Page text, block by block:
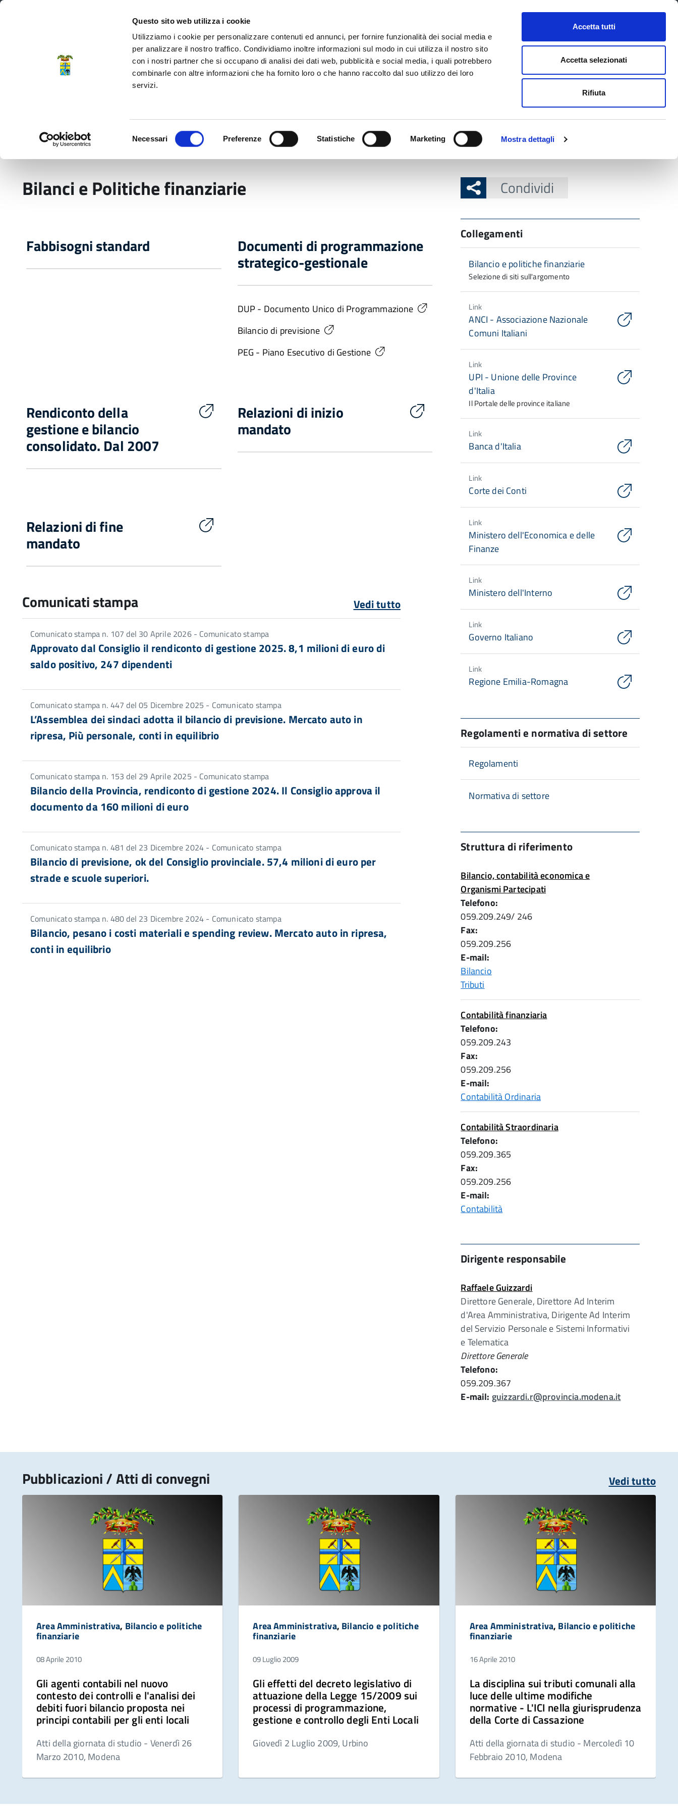
Questo sito web utilizza i cookie
Utilizziamo i cookie per personalizzare contenuti ed annunci, per fornire funzionalità dei social media e
per analizzare il nostro traffico. Condividiamo inoltre informazioni sul modo in cui utilizza il nostro sito
con i nostri partner che si occupano di analisi dei dati web, pubblicità e social media, i quali potrebbero
combinarle con altre informazioni che ha fornito loro o che hanno raccolto dal suo utilizzo dei loro
servizi.
Necessari Preferenze Statistiche Marketing Mostra dettagli
Accetta tutti
Accetta selezionati
Rifiuta
CONTATTI URP SERVIZI ONLINE
Provincia di Modena
Seguici su FacebookTwitterInstagram
LinkedIn
cerca nel sito
Bilanci e Politiche finanziarie
Fabbisogni standard Documenti di programmazione
strategico-gestionale
DUP - Documento Unico di Programmazione
Bilancio di previsione
PEG - Piano Esecutivo di Gestione
Rendiconto della
gestione e bilancio
consolidato. Dal 2007
Relazioni di inizio
mandato
Relazioni di fine
mandato
Comunicati stampa Vedi tutto
Comunicato stampa n. 107 del 30 Aprile 2026 - Comunicato stampa
Approvato dal Consiglio il rendiconto di gestione 2025. 8,1 milioni di euro di
saldo positivo, 247 dipendenti
Comunicato stampa n. 447 del 05 Dicembre 2025 - Comunicato stampa
L’Assemblea dei sindaci adotta il bilancio di previsione. Mercato auto in
ripresa, Più personale, conti in equilibrio
Comunicato stampa n. 153 del 29 Aprile 2025 - Comunicato stampa
Bilancio della Provincia, rendiconto di gestione 2024. Il Consiglio approva il
documento da 160 milioni di euro
Comunicato stampa n. 481 del 23 Dicembre 2024 - Comunicato stampa
Bilancio di previsione, ok del Consiglio provinciale. 57,4 milioni di euro per
strade e scuole superiori.
Comunicato stampa n. 480 del 23 Dicembre 2024 - Comunicato stampa
Bilancio, pesano i costi materiali e spending review. Mercato auto in ripresa,
conti in equilibrio
Condividi
Collegamenti
Bilancio e politiche finanziarie
Selezione di siti sull'argomento
Link
ANCI - Associazione Nazionale
Comuni Italiani
Link
UPI - Unione delle Province
d'Italia
Il Portale delle province italiane
Link
Banca d'Italia
Link
Corte dei Conti
Link
Ministero dell'Economica e delle
Finanze
Link
Ministero dell'Interno
Link
Governo Italiano
Link
Regione Emilia-Romagna
Regolamenti e normativa di settore
Regolamenti
Normativa di settore
Struttura di riferimento
Bilancio, contabilità economica e
Organismi Partecipati
Telefono:
059.209.249/ 246
Fax:
059.209.256
E-mail:
Bilancio
Tributi
Contabilità finanziaria
Telefono:
059.209.243
Fax:
059.209.256
E-mail:
Contabilità Ordinaria
Contabilità Straordinaria
Telefono:
059.209.365
Fax:
059.209.256
E-mail:
Contabilità
Dirigente responsabile
Raffaele Guizzardi
Direttore Generale, Direttore Ad Interim
d'Area Amministrativa, Dirigente Ad Interim
del Servizio Personale e Sistemi Informativi
e Telematica
Direttore Generale
Telefono:
059.209.367
E-mail: guizzardi.r@provincia.modena.it
Pubblicazioni / Atti di convegni Vedi tutto
Area Amministrativa, Bilancio e politiche
finanziarie
08 Aprile 2010
Gli agenti contabili nel nuovo
contesto dei controlli e l'analisi dei
debiti fuori bilancio proposta nei
principi contabili per gli enti locali
Atti della giornata di studio - Venerdì 26
Marzo 2010, Modena
Area Amministrativa, Bilancio e politiche
finanziarie
09 Luglio 2009
Gli effetti del decreto legislativo di
attuazione della Legge 15/2009 sui
processi di programmazione,
gestione e controllo degli Enti Locali
Giovedì 2 Luglio 2009, Urbino
Area Amministrativa, Bilancio e politiche
finanziarie
16 Aprile 2010
La disciplina sui tributi comunali alla
luce delle ultime modifiche
normative - L'ICI nella giurisprudenza
della Corte di Cassazione
Atti della giornata di studio - Mercoledì 10
Febbraio 2010, Modena